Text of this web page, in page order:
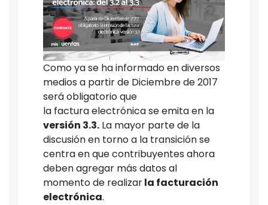
Como ya se ha informado en diversos
medios a partir de Diciembre de 2017
será obligatorio que
la factura electrónica se emita en la
versión 3.3. La mayor parte de la
discusión en torno a la transición se
centra en que contribuyentes ahora
deben agregar más datos al
momento de realizarla facturación
electrónica.